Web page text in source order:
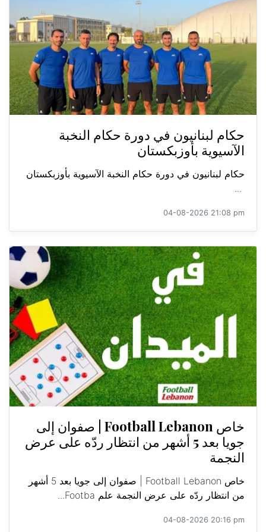
حكام لبنانيون في دورة حكام النخبة
الآسيوية بأوزبكستان
حكام لبنانيون في دورة حكام النخبة الآسيوية بأوزبكستان
...
04-08-2026 21:08 pm
خاص Football Lebanon | صفوان إلى
جويا بعد 5 أشهر من انتظار ردّه على عرض
النجمة
خاص Football Lebanon | صفوان إلى جويا بعد 5 أشهر
من انتظار ردّه على عرض النجمة علم Footba...
04-08-2026 20:16 pm